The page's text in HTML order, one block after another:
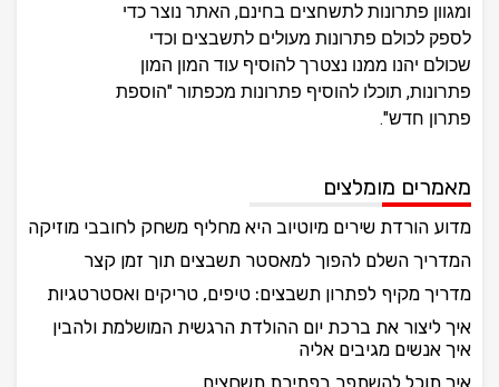
ומגוון פתרונות לתשחצים בחינם, האתר נוצר כדי
לספק לכולם פתרונות מעולים לתשבצים וכדי
שכולם יהנו ממנו נצטרך להוסיף עוד המון המון
פתרונות, תוכלו להוסיף פתרונות מכפתור "הוספת
פתרון חדש".
מאמרים מומלצים
מדוע הורדת שירים מיוטיוב היא מחליף משחק לחובבי מוזיקה
המדריך השלם להפוך למאסטר תשבצים תוך זמן קצר
מדריך מקיף לפתרון תשבצים: טיפים, טריקים ואסטרטגיות
איך ליצור את ברכת יום ההולדת הרגשית המושלמת ולהבין
איך אנשים מגיבים אליה
איך תוכל להשתפר בפתירת תשחצים